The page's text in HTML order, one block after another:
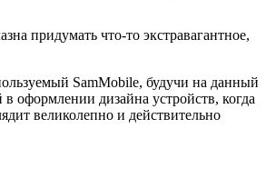
придумать что-то экстравагантное,
SamMobile, будучи на данный
оформлении дизайна устройств, когда
великолепно и действительно